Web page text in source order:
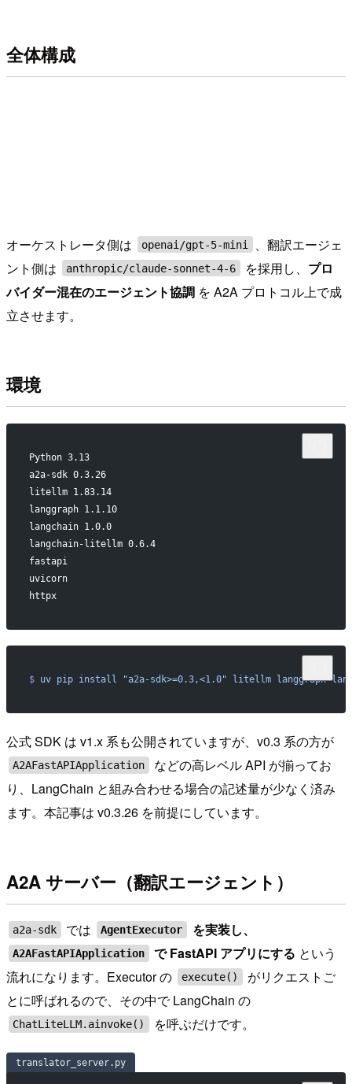
全体構成
オーケストレータ側は openai/gpt-5-mini
、翻訳エージェ
ント側は
anthropic/claude-sonnet-4-6 を採用し、 プロ
バイダー混在のエージェント協調 を A2A プロトコル上で成
立させます。
環境
Python 3.13
a2a-sdk 0.3.26
litellm 1.83.14
langgraph 1.1.10
langchain 1.0.0
langchain-litellm 0.6.4
fastapi
uvicorn
httpx
$ uv pip install "a2a-sdk>=0.3,<1.0" litellm langgraph
公式 SDK は v1.x 系も公開されていますが、v0.3 系の方が
A2AFastAPIApplication
などの高レベル API が揃ってお
り、LangChain と組み合わせる場合の記述量が少なく済み
ます。本記事は v0.3.26 を前提にしています。
A2A サーバー（翻訳エージェント）
a2a-sdk では AgentExecutor を実装し、
A2AFastAPIApplication で FastAPI アプリにする という
流れになります。Executor の
execute()
がリクエストご
とに呼ばれるので、その中で LangChain の
ChatLiteLLM.ainvoke() を呼ぶだけです。
translator_server.py